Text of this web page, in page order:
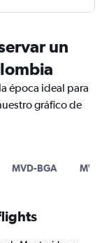
un
época ideal para
gráfico de
MVD-BGA